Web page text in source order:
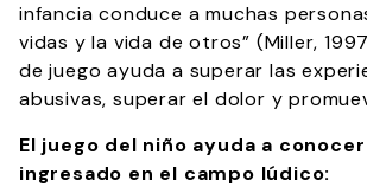
infancia conduce a muchas
vidas y la vida de otros” (Miller,
de juego ayuda a superar las
abusivas, superar el dolor y
El juego del niño ayuda a
ingresado en el campo lúdico: